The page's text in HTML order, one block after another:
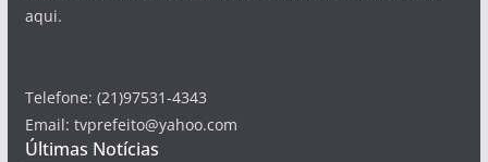
aqui.
Telefone: (21)97531-4343
Email: tvprefeito@yahoo.com
Últimas Notícias